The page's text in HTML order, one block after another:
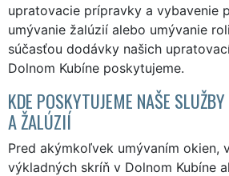
upratovacie prípravky a vybavenie
umývanie žalúzií alebo umývanie
súčasťou dodávky našich
Dolnom Kubíne poskytujeme.
KDE POSKYTUJEME NAŠE
A ŽALÚZIÍ
Pred akýmkoľvek umývaním okien,
výkladných skríň v Dolnom Kubíne